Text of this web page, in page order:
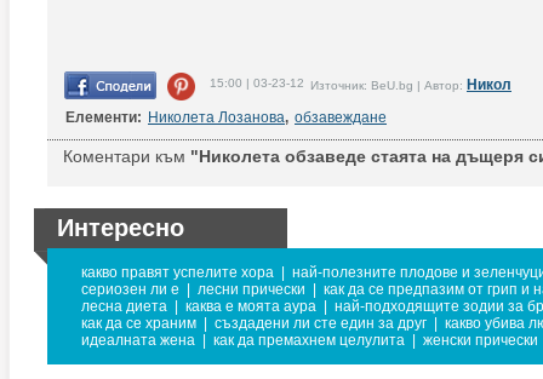
15:00 | 03-23-12 Източник: BeU.bg | Автор: Никол
Елементи: Николета Лозанова, обзавеждане
Коментари към "Николета обзаведе стаята на дъщеря
Интересно
какво правят успелите хора
най-полезните плодове и
сериозен ли е
лесни прически
как да се предпазим от грип и
лесна диета
каква е моята аура
най-подходящите зодии за
как да се храним
създадени ли сте един за друг
какво убива
идеалната жена
как да премахнем целулита женски прически